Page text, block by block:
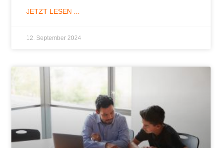
JETZT LESEN ...
12. September 2024